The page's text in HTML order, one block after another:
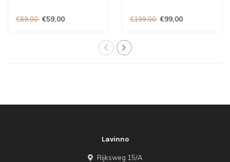
€89,00 €59,00 €199,00 €99,00
Lavinno
Rijksweg 15/A